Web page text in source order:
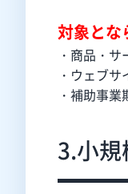
対象とな
・商品・
・ウェブ
・補助事
3.小